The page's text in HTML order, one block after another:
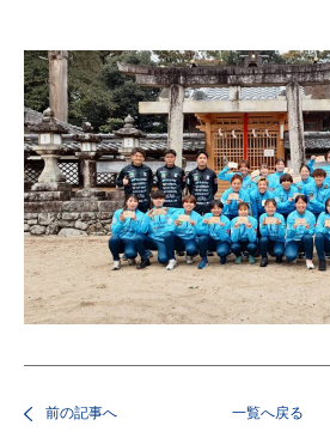
前の記事へ 一覧へ戻る